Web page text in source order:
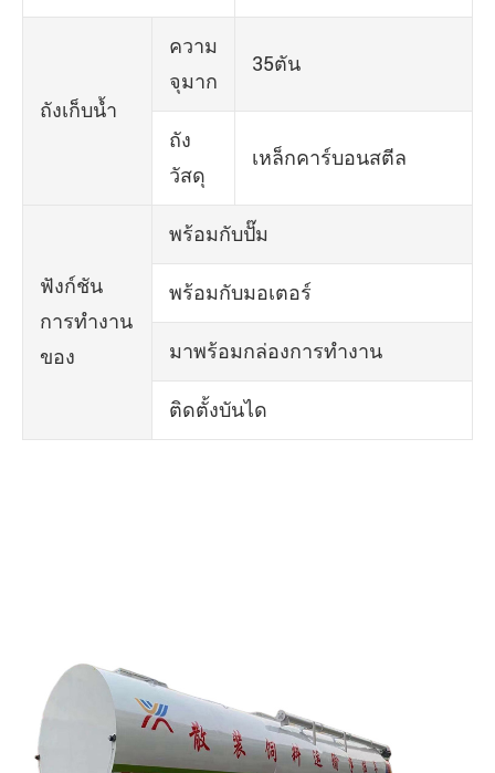
ถังเก็บน้ำ
ความ
จุมาก
35ตัน
ถัง
วัสดุ
เหล็กคาร์บอนสตีล
ฟังก์ชัน
การทำงาน
ของ
พร้อมกับปั๊ม
พร้อมกับมอเตอร์
มาพร้อมกล่องการทำงาน
ติดตั้งบันได